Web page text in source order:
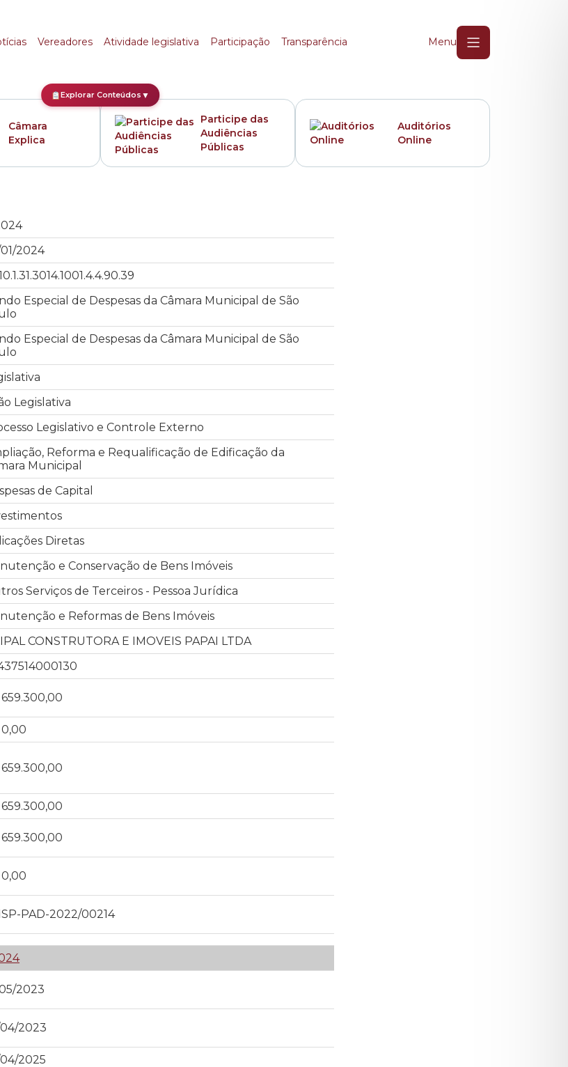
Explorar Conteúdos ▼
Vereadores Atividade legislativa Participação Transparência Menu
Câmara
Explica
Participe das
Audiências
Públicas
Auditórios
Online
2024
Especial de Despesas da Câmara Municipal de São
Especial de Despesas da Câmara Municipal de São
Legislativa
Legislativo e Controle Externo
Reforma e Requalificação de Edificação da
Municipal
de Capital
Diretas
e Conservação de Bens Imóveis
Serviços de Terceiros - Pessoa Jurídica
e Reformas de Bens Imóveis
CONSTRUTORA E IMOVEIS PAPAI LTDA
659.300,00
0,00
659.300,00
659.300,00
659.300,00
0,00
PAD-2022/00214
2023
2023
2025